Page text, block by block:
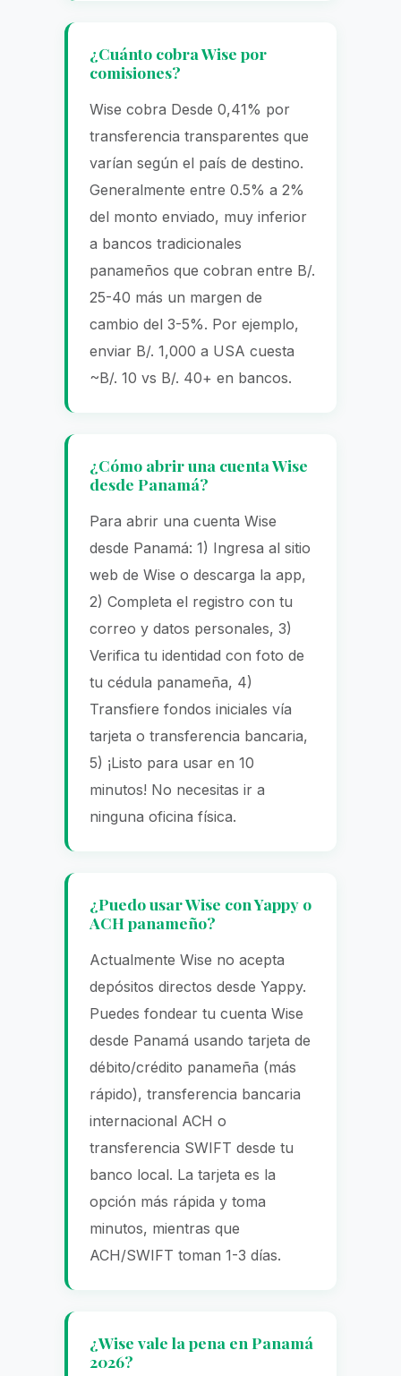
¿Cuánto cobra Wise por
comisiones?
Wise cobra Desde 0,41% por
transferencia transparentes que
varían según el país de destino.
Generalmente entre 0.5% a 2%
del monto enviado, muy inferior
a bancos tradicionales
panameños que cobran entre B/.
25-40 más un margen de
cambio del 3-5%. Por ejemplo,
enviar B/. 1,000 a USA cuesta
~B/. 10 vs B/. 40+ en bancos.
¿Cómo abrir una cuenta Wise
desde Panamá?
Para abrir una cuenta Wise
desde Panamá: 1) Ingresa al sitio
web de Wise o descarga la app,
2) Completa el registro con tu
correo y datos personales, 3)
Verifica tu identidad con foto de
tu cédula panameña, 4)
Transfiere fondos iniciales vía
tarjeta o transferencia bancaria,
5) ¡Listo para usar en 10
minutos! No necesitas ir a
ninguna oficina física.
¿Puedo usar Wise con Yappy o
ACH panameño?
Actualmente Wise no acepta
depósitos directos desde Yappy.
Puedes fondear tu cuenta Wise
desde Panamá usando tarjeta de
débito/crédito panameña (más
rápido), transferencia bancaria
internacional ACH o
transferencia SWIFT desde tu
banco local. La tarjeta es la
opción más rápida y toma
minutos, mientras que
ACH/SWIFT toman 1-3 días.
¿Wise vale la pena en Panamá
2026?